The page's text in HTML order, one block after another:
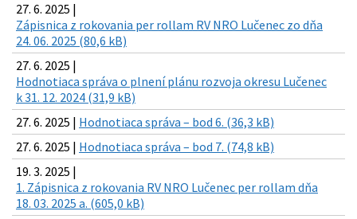
27. 6. 2025 |
Zápisnica z rokovania per rollam RV NRO Lučenec zo dňa
24. 06. 2025 (80,6 kB)
27. 6. 2025 |
Hodnotiaca správa o plnení plánu rozvoja okresu Lučenec
k 31. 12. 2024 (31,9 kB)
27. 6. 2025 | Hodnotiaca správa – bod 6. (36,3 kB)
27. 6. 2025 | Hodnotiaca správa – bod 7. (74,8 kB)
19. 3. 2025 |
1. Zápisnica z rokovania RV NRO Lučenec per rollam dňa
18. 03. 2025 a. (605,0 kB)